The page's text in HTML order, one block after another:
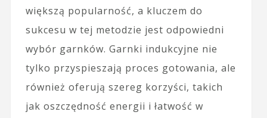
większą popularność, a kluczem do
sukcesu w tej metodzie jest odpowiedni
wybór garnków. Garnki indukcyjne nie
tylko przyspieszają proces gotowania, ale
również oferują szereg korzyści, takich
jak oszczędność energii i łatwość w